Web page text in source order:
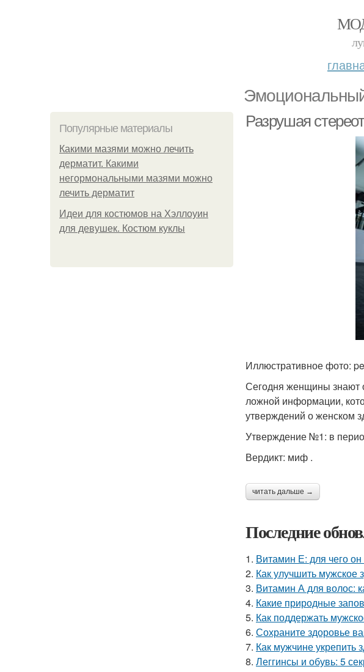
Популярные материалы
Какими мазями можно лечить
дерматит. Какими
негормональными мазями можно
лечить дерматит
Идеи для костюмов на Хэллоуин
для девушек. Костюм куклы
Разрушая
Иллюстративное фото:
Сегодня женщины знают
ложной информации,
утверждений о женском
Утверждение №1: в
Вердикт: миф .
читать дальше →
Последние
1. Витамин Е: для чего
2. Как улучшить
3. Витамин А для волос:
4. Какие природные
5. Как поддержать
6. Сохраните здоровье
7. Как мужчине укрепить
8. Леггинсы и обувь: 5